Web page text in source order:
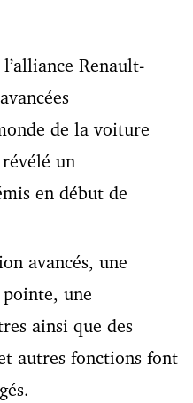
Renault-
de la voiture
un
en début de
avancés, une
une
ainsi que des
autres fonctions font